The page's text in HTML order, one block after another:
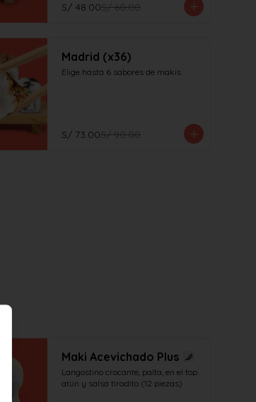
S/ 48.00S/ 60.00
Madrid (x36)
Elige hasta 6 sabores de makis
S/ 73.00S/ 90.00
Maki Acevichado Plus
Langostino crocante, palta, en el top
atún y salsa tiradito (12 piezas)
Close